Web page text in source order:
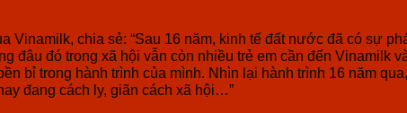
chia sẻ: “Sau 16 năm, kinh tế đất nước đã có sự
đâu đó trong xã hội vẫn còn nhiều trẻ em cần đến Vinamilk
bỉ trong hành trình của mình. Nhìn lại hành trình 16 năm
đang cách ly, giãn cách xã hội…”